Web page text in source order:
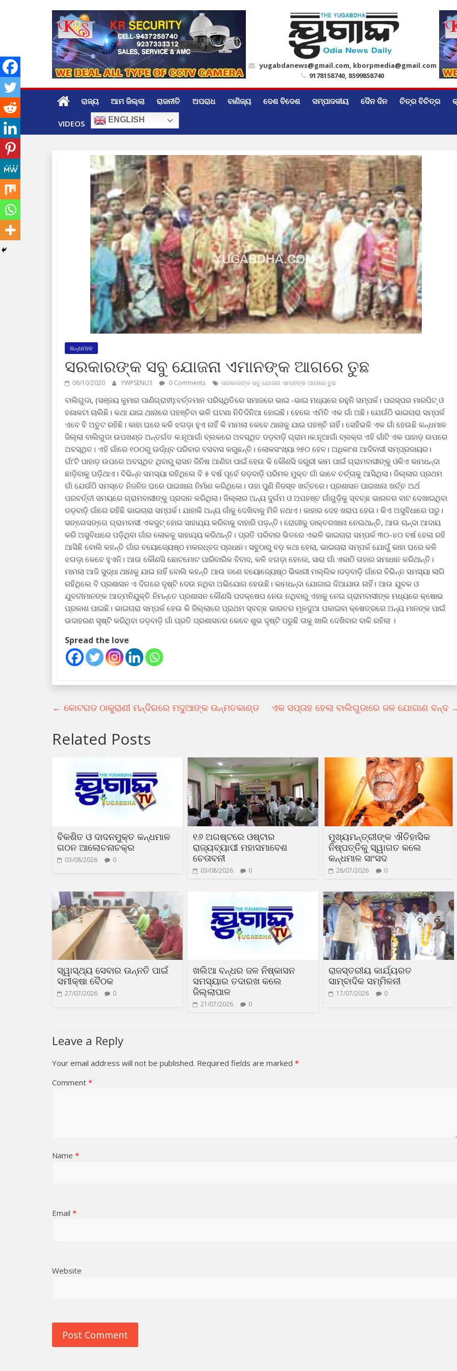
yugabdanews@gmail.com, kborpmedia@gmail.com
9178158740, 8599858740
ରାଜ୍ୟ ଆମ ଜିଲ୍ଲା ରାଜନୀତି ଅପରାଧ ବାଣିଜ୍ୟ ଦେଶ ବିଦେଶ ସମ୍ପାଦକୀୟ ଦୈନ ଦିନ ଚିତ୍ର ବିଚିତ୍ର
VIDEOS ENGLISH
କନ୍ଧମାଳ
ସରକାରଙ୍କ ସବୁ ଯୋଜନା ଏମାନଙ୍କ ଆଗରେ ତୁଛ
06/10/2020 YWPSENU3 0 Comments ସରକାରଙ୍କ ସବୁ ଯୋଜନା ଏମାନଙ୍କ ଆଗରେ ତୁଛ
ବାଲିଗୁଡା, (ସଞ୍ଜୟ କୁମାର ପାଣିଗ୍ରାହୀ):ବର୍ତ୍ତମାନ ପରିସ୍ଥିତିରେ ସମାଜରେ ଭାଇ -ଭାଇ ମଧ୍ୟରେ ରହୁନି ସମ୍ପର୍କ। ପରସ୍ପର ମାରପିଟ୍‌ ଓ
ହଣାକଟା ଚାଲିଛି। କଥା ଯାଇ ଥାନାରେ ପହଞ୍ଚିବା ଭଳି ଘଟଣା ନିତିଦିନିଆ ହୋଇଛି। ହେଲେ ଏମିତି ଏକ ଗାଁ ଅଛି। ଯେଉଁଠି ଭାଇଚାରା ସମ୍ପର୍କ
ଏବେ ବି ଅତୁଟ ରହିଛି। କାହା ଘରେ କଳି ଝଗଡ଼ା ହୁଏ ନାହିଁ କି ମାମଲା କେବେ ଥାନାକୁ ଯାଇ ପହଞ୍ଚି ନାହିଁ। ସେହିଭଳି ଏକ ଗାଁ ହେଉଛି କନ୍ଧମାଳ
ଜିଲ୍ଲା ବାଲିଗୁଡା ଉପଖଣ୍ଡ ଅନ୍ତର୍ଗତ କ.ନୂଆଗାଁ ବ୍ଲକରେ ଅବସ୍ଥିତ ଡଡ଼ବାଡ଼ି ଗ୍ରାମ।କ.ନୂଆଗାଁ ବ୍ଲକ୍‌ର ଏହି ଗାଁଟି ଏକ ପାହାଡ଼ ଉପରେ
ଅବସ୍ଥିତ। ଏହି ଗାଁରେ ୧୦୦ରୁ ଊର୍ଦ୍ଧ୍ବ ପରିବାର ବସବାସ କରୁଛନ୍ତି। ଲୋକସଂଖ୍ୟା ୨୫୦ ହେବ। ଅଧିକାଂଶ ଆଦିବାସୀ ସମ୍ପ୍ରଦାୟର।
ଗାଁ’ଟି ପାହାଡ଼ ଉପରେ ଅବସ୍ଥିତ ଥିବାରୁ ରାସନ ଜିନିଷ ଆଣିବା ପାଇଁ ହେଉ କି କୌଣସି ଜରୁରୀ କାମ ପାଇଁ ଗ୍ରାମବାସୀଙ୍କୁ ଓଳିଏ କାମଧନ୍ଦା
ଛାଡ଼ିବାକୁ ପଡ଼ିଥାଏ। ବିଭିନ୍ନ ସମସ୍ୟା ରହିଥିଲେ ବି ୫ ବର୍ଷ ପୂର୍ବେ ଡଡ଼ବାଡ଼ି ପରିମଳ ମୁକ୍ତ ଗାଁ ଭାବେ ଚର୍ଚ୍ଚାକୁ ଆସିଥିଲା। ଜିଲ୍ଲାର ପ୍ରଥମ
ଗାଁ ଯେଉଁଠି ସମସ୍ତେ ନିଜନିଜ ଘରେ ପାଇଖାନା ନିର୍ମାଣ କରିଥିଲେ। ତାହା ପୁଣି ନିଜସ୍ବ ଖର୍ଚ୍ଚରେ। ପ୍ରଶାସନ ପାଇଖାନା ଖର୍ଚ୍ଚ ଅର୍ଥ
ପରବର୍ତ୍ତୀ ସମୟରେ ଗ୍ରାମବାସୀଙ୍କୁ ପ୍ରଦାନ କରିଥିଲା। ଜିଲ୍ଲାର ଅନ୍ୟ ଦୁର୍ଗମ ଓ ଅପହଞ୍ଚ ଗାଁଗୁଡ଼ିକୁ ସ୍ବଚ୍ଛ ଭାରତର ବାଟ ଦେଖାଇଥିବା
ଡଡ଼ବାଡ଼ି ଗାଁରେ ରହିଛି ଭାଇଚାରା ସମ୍ପର୍କ। ଯାହାକି ଅନ୍ୟ ଗାଁକୁ ଦେଖିବାକୁ ମିଳି ନଥାଏ। କାହାର ଦେହ ଖରାପ ‌ହେଉ। କିଏ ଅସୁବିଧାରେ ପଡୁ।
ସଙ୍ଗେସଙ୍ଗେ ଗ୍ରାମବାସୀ ଏକଜୁଟ୍ ହୋଇ ସାହାଯ୍ୟ କରିବାକୁ ବାହାରି ପଡ଼ନ୍ତି। ରୋଗୀକୁ ଡାକ୍ତରଖାନା ନେଇଥାନ୍ତି, ଆଉ ଚାନ୍ଦା ଆଦାୟ
କରି ଅସୁବିଧାରେ ପଡ଼ିଥିବା ଗାଁର ଲୋକକୁ ସାହାଯ୍ୟ କରିଥାନ୍ତି। ପ୍ରତି ପରିବାର ଭିତରେ ଏଭଳି ଭାଇଚାରା ସମ୍ପର୍କ ୩୦-୪୦ ବର୍ଷ ହେଲା ରହି
ଆସିଛି ବୋଲି କହନ୍ତି ଗାଁର ବୟୋଜ୍ୟେଷ୍ଠ ମକରଧ୍ବଜ ପ୍ରଧାନ। ସବୁଠାରୁ ବଡ଼ କଥା ହେଲା, ଭାଇଚାରା ସମ୍ପର୍କ ଯୋଗୁଁ କାହା ଘରେ କଳି
ଝଗଡ଼ା କେବେ ହୁଏନି। ଆଉ କୌଣସି ଛୋଟମୋଟ ପାରିବାରିକ ବିବାଦ, କଳି ଝଗଡ଼ା ହେଲେ, ସାରା ଗାଁ ଏକାଠି ତାହାର ସମାଧାନ କରିଥାନ୍ତି।
ମାମଲା ଆଜି ସୁଦ୍ଧା ଥାନାକୁ ଯାଇ ନାହିଁ ବୋଲି କହନ୍ତି ଆଉ ଜଣେ ବୟୋଜ୍ୟେଷ୍ଠ ଭିକାରୀ ମଲ୍ଲିକ।ଡଡ଼ବାଡ଼ି ଗାଁରେ ବିଭିନ୍ନ ସମସ୍ୟା ଲାଗି
ରହିଥିଲେ ବି ପ୍ରଶାସନ ଏ ଦିଗରେ ଦୃଷ୍ଟି ଦେଉ ନଥିବା ଅଭିଯୋଗ ହେଉଛି। କାମଧନ୍ଦା ଯୋଗାଇ ଦିଆଯାଉ ନାହିଁ। ଆଉ ଯୁବକ ଓ
ଯୁବତୀମାନଙ୍କ ଆତ୍ମନିଯୁକ୍ତି ନିମନ୍ତେ ପ୍ରଶାସନ କୌଣସି ପଦକ୍ଷେପ ‌ନେଉ ନଥିବାରୁ ଏହାକୁ ନେଇ ଗ୍ରାମବାସୀଙ୍କ ମଧ୍ୟରେ କ୍ଷୋଭ
ପ୍ରକାଶ ପାଇଛି। ଭାଇଚାରା ସମ୍ପର୍କ ହେଉ କି ଜିଲ୍ଲାରେ ପ୍ରଥମ ସ୍ବଚ୍ଛ ଭାରତର ମୂଳଦୁଆ ପକାଇବା କ୍ଷେତ୍ରରେ ଅନ୍ୟ ମାନଙ୍କ ପାଇଁ
ଉଦାହରଣ ସୃଷ୍ଟି କରିଥିବା ଡଡ଼ବାଡ଼ି ଗାଁ ପ୍ରତି ପ୍ରଶାସନର କେବେ ଶୁଭ ଦୃଷ୍ଟି ପଡୁଛି ତାକୁ ଖାଲି ଦେଖିବାର ବାକି ରହିଲା ।
Spread the love
← କୋଟଗଡ ଠାକୁରାଣୀ ମନ୍ଦିରରେ ମଦୁଆଙ୍କ ଉନ୍ମତକାଣ୍ଡ ଏକ ସପ୍ତାହ ହେଲା ବାଲିଗୁଡାରେ ଜଳ ଯୋଗାଣ ବନ୍ଦ
Related Posts
ବିକଶିତ ଓ ଦାଦନମୁକ୍ତ କନ୍ଧମାଳ
ଗଠନ ଆଲୋଚନାଚକ୍ର
03/08/2026 0
୧୬ ଅଗଷ୍ଟରେ ଓଷ୍ଟାର
ରାଜ୍ୟବ୍ୟାପୀ ମହାସମାବେଶ
ଚେତାବନୀ
03/08/2026 0
ମୁଖ୍ୟମନ୍ତ୍ରୀଙ୍କ ଐତିହାସିକ
ନିଷ୍ପତ୍ତିକୁ ସ୍ୱାଗତ କଲେ
କନ୍ଧମାଳ ସାଂସଦ
28/07/2026 0
ସ୍ୱାସ୍ଥ୍ୟ ସେବାର ଉନ୍ନତି ପାଇଁ
ସମୀକ୍ଷା ବୈଠକ
27/07/2026 0
ଖଲିଆ ବନ୍ଧର ଜଳ ନିଷ୍କାସନ
ସମସ୍ୟାର ତଦାରଖ କଲେ
ଜିଲ୍ଲାପାଳ
21/07/2026 0
ରାଜସ୍ତରୀୟ କାର୍ଯ୍ୟରତ
ସାମ୍ବାଦିକ ସମ୍ମିଳନୀ
17/07/2026 0
Leave a Reply
Your email address will not be published. Required fields are marked *
Comment *
Name *
Email *
Website